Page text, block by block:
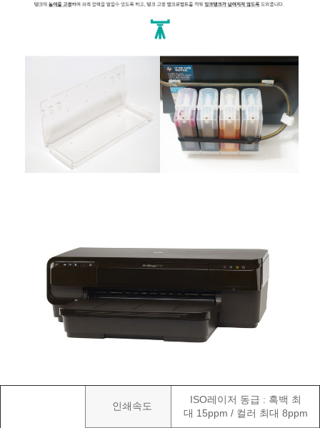
인쇄속도
ISO레이저 동급 : 흑백 최
대 15ppm / 컬러 최대 8ppm